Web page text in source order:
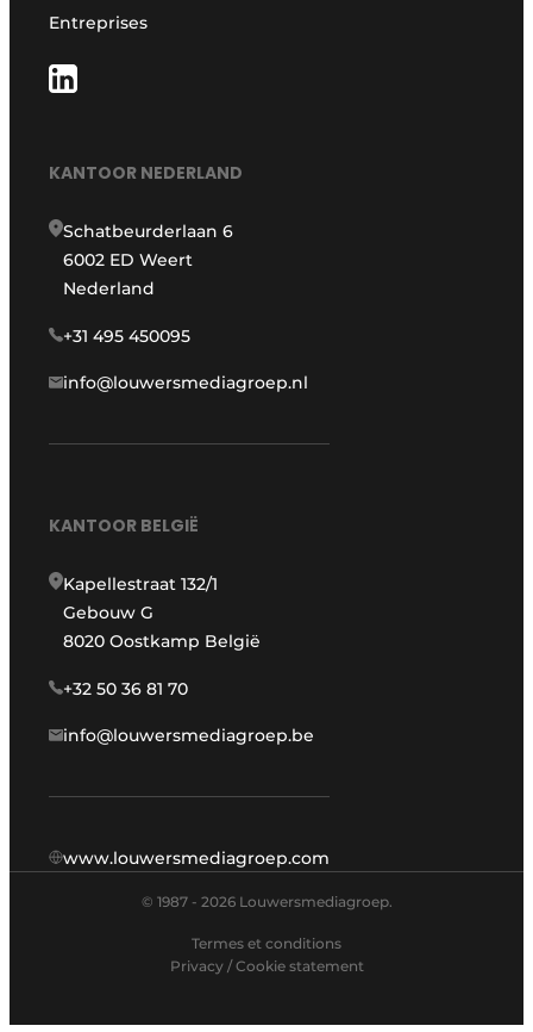
Entreprises
KANTOOR NEDERLAND
Schatbeurderlaan 6
6002 ED Weert
Nederland
+31 495 450095
info@louwersmediagroep.nl
KANTOOR BELGIË
Kapellestraat 132/1
Gebouw G
8020 Oostkamp België
+32 50 36 81 70
info@louwersmediagroep.be
www.louwersmediagroep.com
© 1987 - 2026 Louwersmediagroep.
Termes et conditions
Privacy / Cookie statement